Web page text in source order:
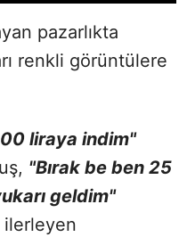
pazarlıkta
renkli görüntülere
liraya indim"
"Bırak be ben 25
geldim"
ilerleyen